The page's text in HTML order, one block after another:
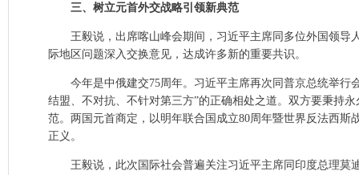
三、树立元首外交战略引领新典范
王毅说，出席喀山峰会期间，习近平主席同多位外国领
际地区问题深入交换意见，达成许多新的重要共识。
今年是中俄建交75周年。习近平主席再次同普京总统举
结盟、不对抗、不针对第三方”的正确相处之道。双方要秉持
范。两国元首商定，以明年联合国成立80周年暨世界反法西
正义。
王毅说，此次国际社会普遍关注习近平主席同印度总理